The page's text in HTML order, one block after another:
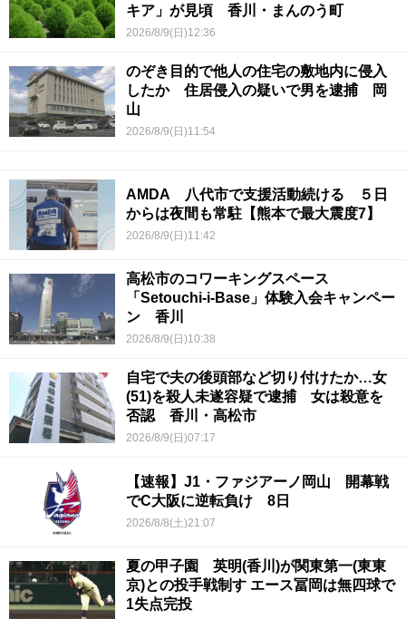
キア」が見頃 香川・まんのう町
2026/8/9(日)12:36
のぞき目的で他人の住宅の敷地内に侵入
したか 住居侵入の疑いで男を逮捕 岡
山
2026/8/9(日)11:54
AMDA 八代市で支援活動続ける ５日
からは夜間も常駐【熊本で最大震度7】
2026/8/9(日)11:42
高松市のコワーキングスペース
「Setouchi-i-Base」体験入会キャンペー
ン 香川
2026/8/9(日)10:38
自宅で夫の後頭部など切り付けたか…女
(51)を殺人未遂容疑で逮捕 女は殺意を
否認 香川・高松市
2026/8/9(日)07:17
【速報】J1・ファジアーノ岡山 開幕戦
でC大阪に逆転負け 8日
2026/8/8(土)21:07
夏の甲子園 英明(香川)が関東第一(東東
京)との投手戦制す エース冨岡は無四球で
1失点完投